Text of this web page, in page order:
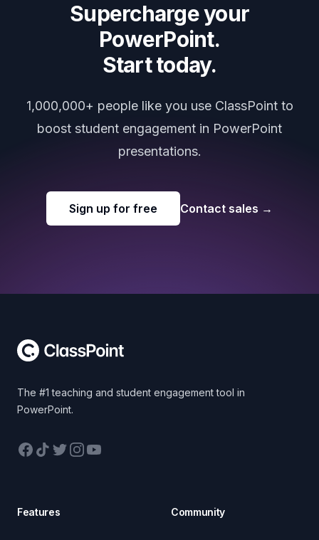
Supercharge your
PowerPoint.
Start today.
1,000,000+ people like you use ClassPoint to
boost student engagement in PowerPoint
presentations.
Sign up for free Contact sales →
The #1 teaching and student engagement tool in
PowerPoint.
Facebook
TikTokTwitterInstagram
YouTube
Features Community